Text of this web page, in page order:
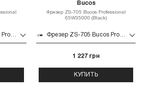
Фрезер ZS-705 Bucos Professional 65W35000 (Pink)
Bucos
Фрезер ZS-705 Bucos Professional
65W35000 (Black)
Фрезер ZS-705 Bucos Professional 65W35000 (Black)
1 227 грн
КУПИТЬ